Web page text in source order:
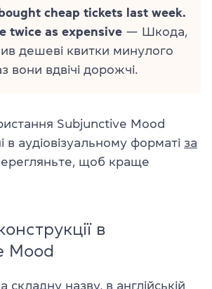
cheap tickets last week.
twice as expensive — Шкода,
дешеві квитки минулого
вони вдвічі дорожчі.
Subjunctive Mood
в аудіовізуальному форматі за
щоб краще
в
Mood
назву, в англійській